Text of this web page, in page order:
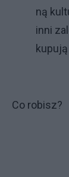
ną
in­ni
Co ro­bi­sz?